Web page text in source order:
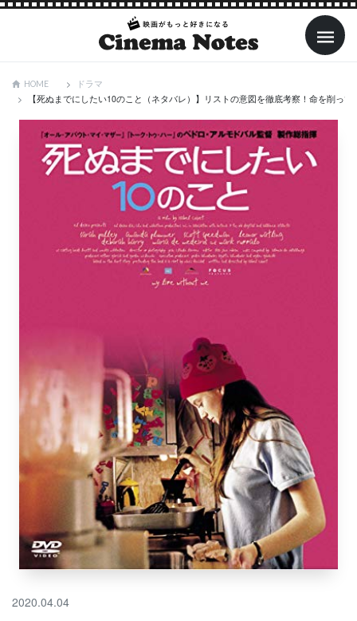
HOME
ドラマ
【死ぬまでにしたい10のこと（ネタバレ）】リストの意図を徹底考察！命を削っ
2020.04.04